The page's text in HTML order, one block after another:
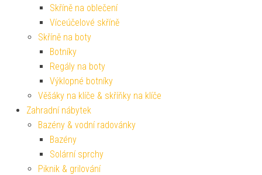
Skříně na oblečení
Víceúčelové skříně
Skříně na boty
Botníky
Regály na boty
Výklopné botníky
Věšáky na klíče & skříňky na klíče
Zahradní nábytek
Bazény & vodní radovánky
Bazény
Solární sprchy
Piknik & grilování